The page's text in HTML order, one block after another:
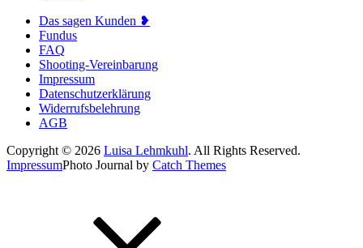
Das sagen Kunden ❥
Fundus
FAQ
Shooting-Vereinbarung
Impressum
Datenschutzerklärung
Widerrufsbelehrung
AGB
Copyright © 2026 Luisa Lehmkuhl. All Rights Reserved.
ImpressumPhoto Journal by Catch Themes